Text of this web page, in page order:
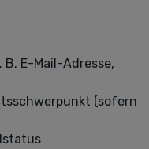
E-Mail-Adresse,
(sofern